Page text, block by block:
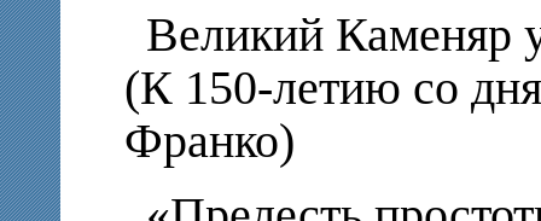
Великий Каменяр
(К 150-летию со
Франко)